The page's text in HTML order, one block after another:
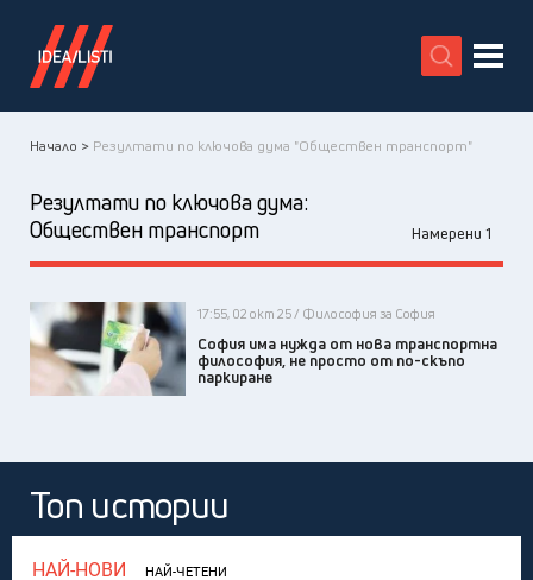
X
Начало > Резултати по ключова дума "Обществен транспорт"
Резултати по ключова дума:
Обществен транспорт
Намерени 1
17:55, 02 окт 25 / Философия за София
София има нужда от нова транспортна
философия, не просто от по-скъпо
паркиране
Топ истории
НАЙ-НОВИ НАЙ-ЧЕТЕНИ